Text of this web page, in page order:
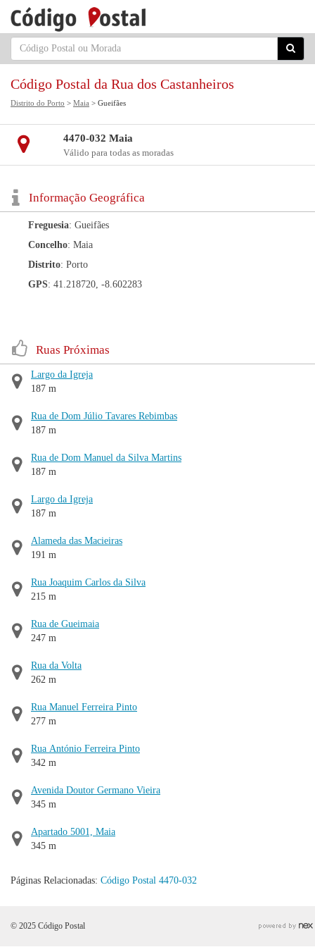
Código Postal da Rua dos Castanheiros
Distrito do Porto > Maia > Gueifães
4470-032 Maia
Válido para todas as moradas
Informação Geográfica
Freguesia: Gueifães
Concelho: Maia
Distrito: Porto
GPS: 41.218720, -8.602283
Ruas Próximas
Largo da Igreja
187 m
Rua de Dom Júlio Tavares Rebimbas
187 m
Rua de Dom Manuel da Silva Martins
187 m
Largo da Igreja
187 m
Alameda das Macieiras
191 m
Rua Joaquim Carlos da Silva
215 m
Rua de Gueimaia
247 m
Rua da Volta
262 m
Rua Manuel Ferreira Pinto
277 m
Rua António Ferreira Pinto
342 m
Avenida Doutor Germano Vieira
345 m
Apartado 5001, Maia
345 m
Páginas Relacionadas: Código Postal 4470-032
© 2025 Código Postal